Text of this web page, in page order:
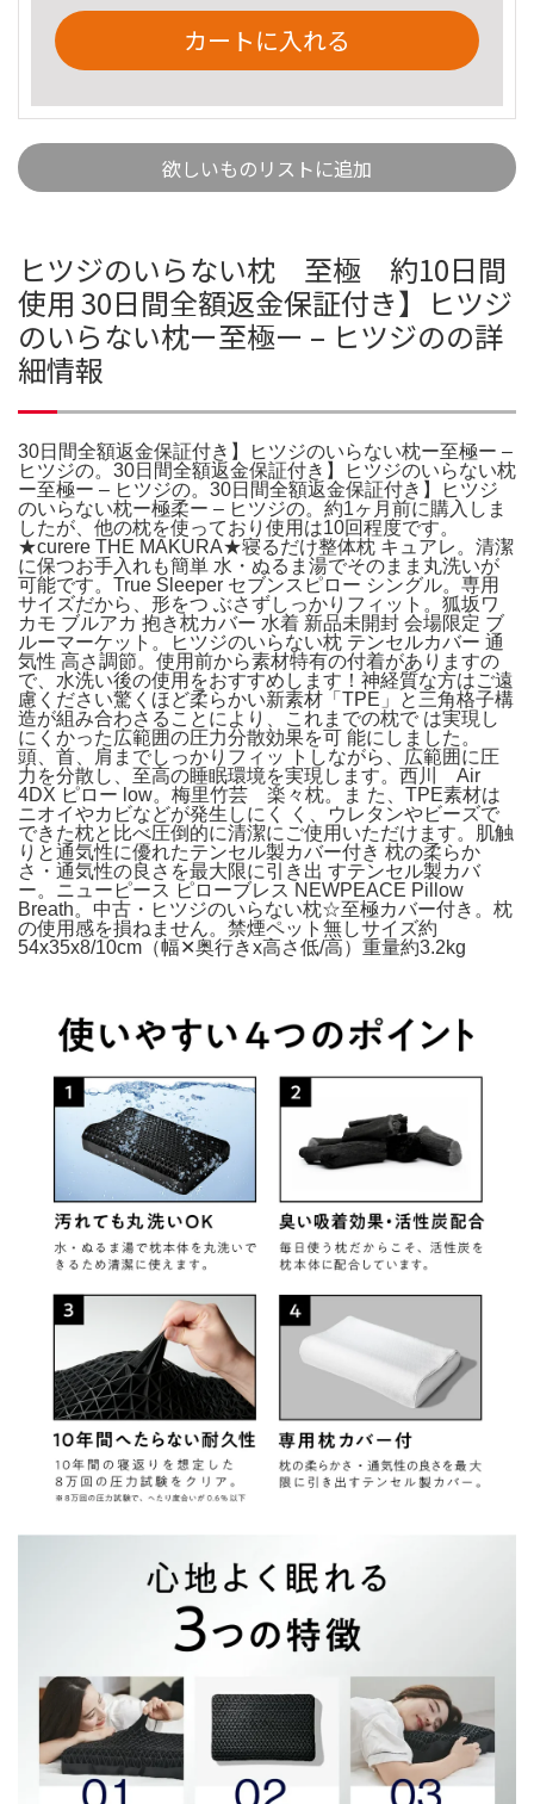
カートに入れる
欲しいものリストに追加
ヒツジのいらない枕 至極 約10日間
使用 30日間全額返金保証付き】ヒツジ
のいらない枕ー至極ー – ヒツジのの詳
細情報
30日間全額返金保証付き】ヒツジのいらない枕ー至極ー –
ヒツジの。30日間全額返金保証付き】ヒツジのいらない枕
ー至極ー – ヒツジの。30日間全額返金保証付き】ヒツジ
のいらない枕ー極柔ー – ヒツジの。約1ヶ月前に購入しま
したが、他の枕を使っており使用は10回程度です。
★curere THE MAKURA★寝るだけ整体枕 キュアレ。清潔
に保つお手入れも簡単 水・ぬるま湯でそのまま丸洗いが
可能です。True Sleeper セブンスピロー シングル。専用
サイズだから、形をつ ぶさずしっかりフィット。狐坂ワ
カモ ブルアカ 抱き枕カバー 水着 新品未開封 会場限定 ブ
ルーマーケット。ヒツジのいらない枕 テンセルカバー 通
気性 高さ調節。使用前から素材特有の付着がありますの
で、水洗い後の使用をおすすめします！神経質な方はご遠
慮ください驚くほど柔らかい新素材「TPE」と三角格子構
造が組み合わさることにより、これまでの枕で は実現し
にくかった広範囲の圧力分散効果を可 能にしました。
頭、首、肩までしっかりフィッ トしながら、広範囲に圧
力を分散し、至高の睡眠環境を実現します。西川 Air
4DX ピロー low。梅里竹芸 楽々枕。ま た、TPE素材は
ニオイやカビなどが発生しにく く、ウレタンやビーズで
できた枕と比べ圧倒的に清潔にご使用いただけます。肌触
りと通気性に優れたテンセル製カバー付き 枕の柔らか
さ・通気性の良さを最大限に引き出 すテンセル製カバ
ー。ニューピース ピローブレス NEWPEACE Pillow
Breath。中古・ヒツジのいらない枕☆至極カバー付き。枕
の使用感を損ねません。禁煙ペット無しサイズ約
54x35x8/10cm（幅✕奥行きx高さ低/高）重量約3.2kg